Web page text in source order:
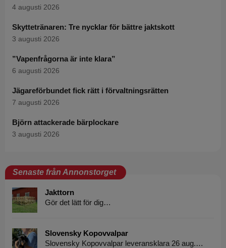
4 augusti 2026
Skyttetränaren: Tre nycklar för bättre jaktskott
3 augusti 2026
”Vapenfrågorna är inte klara”
6 augusti 2026
Jägareförbundet fick rätt i förvaltningsrätten
7 augusti 2026
Björn attackerade bärplockare
3 augusti 2026
Senaste från Annonstorget
Jakttorn
Gör det lätt för dig…
Slovensky Kopovvalpar
Slovensky Kopovvalpar leveransklara 26 aug.…